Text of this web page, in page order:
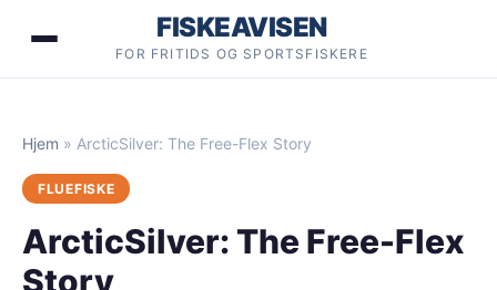
FISKEAVISEN
FOR FRITIDS OG SPORTSFISKERE
Hjem » ArcticSilver: The Free-Flex Story
FLUEFISKE
ArcticSilver: The Free-Flex
Story